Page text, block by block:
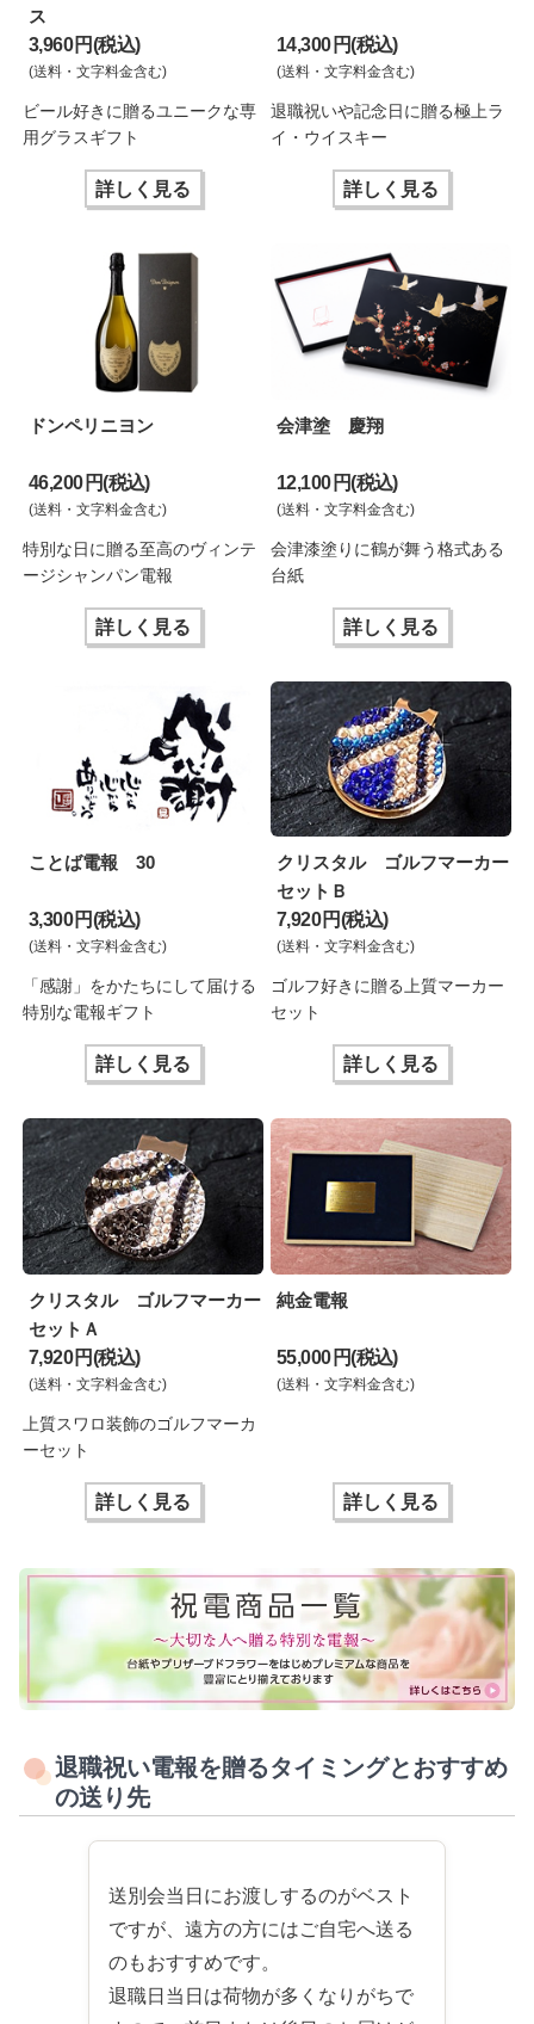
ス
3,960 円(税込)
(送料・文字料金含む)
ビール好きに贈るユニークな専
用グラスギフト
詳しく見る
14,300 円(税込)
(送料・文字料金含む)
退職祝いや記念日に贈る極上ラ
イ・ウイスキー
詳しく見る
ドンペリニヨン
46,200 円(税込)
(送料・文字料金含む)
特別な日に贈る至高のヴィンテ
ージシャンパン電報
詳しく見る
会津塗 慶翔
12,100 円(税込)
(送料・文字料金含む)
会津漆塗りに鶴が舞う格式ある
台紙
詳しく見る
ことば電報 30
3,300 円(税込)
(送料・文字料金含む)
「感謝」をかたちにして届ける
特別な電報ギフト
詳しく見る
クリスタル ゴルフマーカー
セットＢ
7,920 円(税込)
(送料・文字料金含む)
ゴルフ好きに贈る上質マーカー
セット
詳しく見る
クリスタル ゴルフマーカー
セットＡ
7,920 円(税込)
(送料・文字料金含む)
上質スワロ装飾のゴルフマーカ
ーセット
詳しく見る
純金電報
55,000 円(税込)
(送料・文字料金含む)
詳しく見る
退職祝い電報を贈るタイミングとおすすめ
の送り先
送別会当日にお渡しするのがベスト
ですが、遠方の方にはご自宅へ送る
のもおすすめです。
退職日当日は荷物が多くなりがちで